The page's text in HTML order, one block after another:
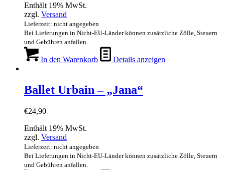
Enthält 19% MwSt.
zzgl. Versand
Lieferzeit: nicht angegeben
Bei Lieferungen in Nicht-EU-Länder können zusätzliche Zölle, Steuern
und Gebühren anfallen.
In den Warenkorb Details anzeigen
Ballet Urbain – „Jana“
€24,90
Enthält 19% MwSt.
zzgl. Versand
Lieferzeit: nicht angegeben
Bei Lieferungen in Nicht-EU-Länder können zusätzliche Zölle, Steuern
und Gebühren anfallen.